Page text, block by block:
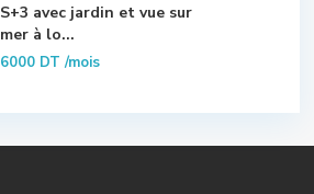
S+3 avec jardin et vue sur
mer à lo...
6000 DT/mois